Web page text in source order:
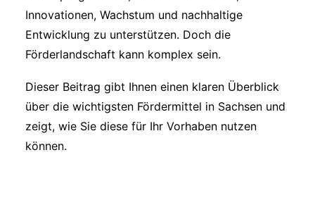
Innovationen, Wachstum und nachhaltige
Entwicklung zu unterstützen. Doch die
Förderlandschaft kann komplex sein.
Dieser Beitrag gibt Ihnen einen klaren Überblick
über die wichtigsten Fördermittel in Sachsen und
zeigt, wie Sie diese für Ihr Vorhaben nutzen
können.